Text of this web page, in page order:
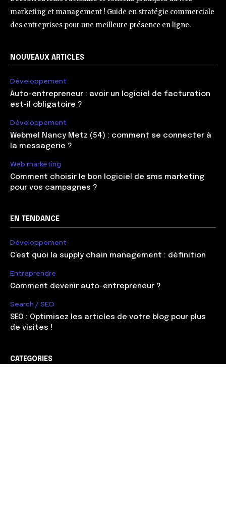
marketing et management ! Guide en stratégie commerciale
des entreprises pour une meilleure présence en ligne.
NOUVEAUX ARTICLES
Développement
Auto-entrepreneur : avoir un logiciel de facturation
est-il obligatoire ?
Développement
Webmel Nancy Metz (54) : comment se connecter à
la messagerie ?
Web marketing
Comment choisir le bon logiciel de sms marketing
pour vos campagnes ?
EN TENDANCE
Développement
C’est quoi la supply chain management : définition
Entreprendre
Comment devenir auto-entrepreneur ?
Search / SEO
SEO : Optimisez les articles de votre blog pour plus
de visites !
CATEGORIES